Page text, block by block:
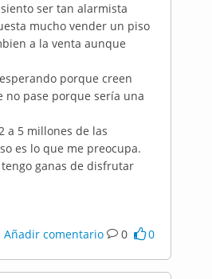
ser tan alarmista
mucho vender un piso
a la venta aunque
porque creen
no pase porque sería una
a 5 millones de las
es lo que me preocupa.
ganas de disfrutar
Añadir comentario 0 0